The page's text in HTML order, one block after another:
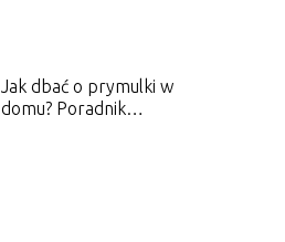
Jak dbać o prymulki w
domu? Poradnik